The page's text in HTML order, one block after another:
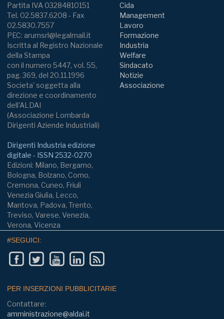
Partita IVA 03284810151
Tel. 02.5837.6208 - Fax
02.5830.7557
PEC: arumsrl@legalmail.it
Iscritta al Registro Nazionale
della Stampa
con il numero 5447, vol. 55,
pag. 369, del 20.11.1996
Societa' soggetta alla
direzione e coordinamento
dell'ALDAI
(Associazione Lombarda
Dirigenti Aziende Industriali)
Dirigenti Industria edizione
digitale - ISSN 2532-0270
Edizioni: Milano, Bergamo,
Bologna, Bolzano, Como,
Cremona, Cuneo, Friuli
Venezia Giulia, Lecco,
Mantova, Padova, Trento,
Treviso, Varese, Venezia,
Verona, Vicenza
Cida
Management
Lavoro
Formazione
Industria
Welfare
Sindacato
Notizie
Associazione
#SEGUICI:
PER INSERZIONI PUBBLICITARIE
Contattare:
amministrazione@aldai.it